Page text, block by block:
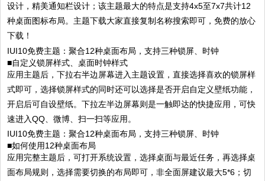
设计，精美通知栏设计；该主题最大的特点是支持4x5至7x7共计12
种桌面图标布局。主题下载大家直接复制名称搜索即可，免费的放心
下载！
■自定义锁屏样式、桌面时钟样式
应用主题后，下拉右半边屏幕进入主题设置，直接选择喜欢的锁屏样
式即可，选择锁屏样式的同时还可以选择是否开启自定义壁纸功能，
开启后可自设壁纸。下拉左半边屏幕则是一触即达的快捷应用，可快
速进入QQ、微博、扫一扫等应用。
■如何使用12种桌面布局
应用完整主题后，可打开系统设置，选择桌面与最近任务，再选择桌
面布局规则，选择需要切换的布局即可，非全面屏建议最大5*6；切